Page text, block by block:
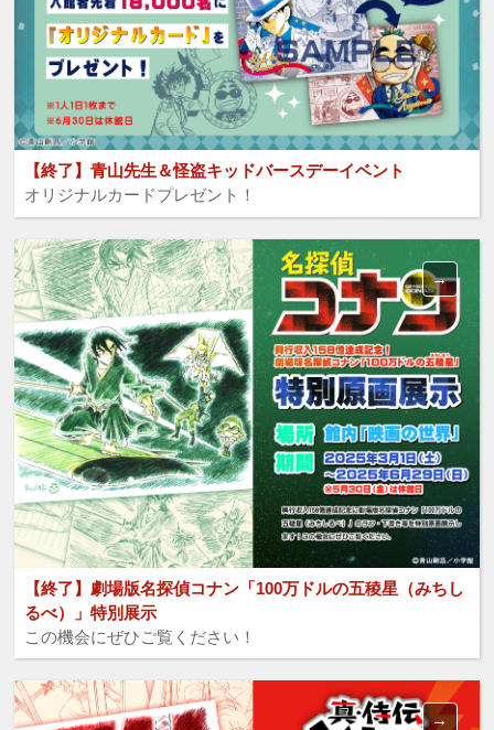
【終了】青山先生＆怪盗キッドバースデーイベント
オリジナルカードプレゼント！
【終了】劇場版名探偵コナン「100万ドルの五稜星（みちし
るべ）」特別展示
この機会にぜひご覧ください！